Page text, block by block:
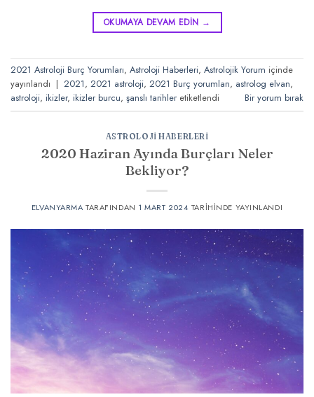
OKUMAYA DEVAM EDIN →
2021 Astroloji Burç Yorumları, Astroloji Haberleri, Astrolojik Yorum içinde
yayınlandı | 2021, 2021 astroloji, 2021 Burç yorumları, astrolog elvan,
astroloji, ikizler, ikizler burcu, şanslı tarihler etiketlendi Bir yorum bırak
ASTROLOJI HABERLERI
2020 Haziran Ayında Burçları Neler
Bekliyor?
ELVANYARMA TARAFINDAN 1 MART 2024 TARIHINDE YAYINLANDI